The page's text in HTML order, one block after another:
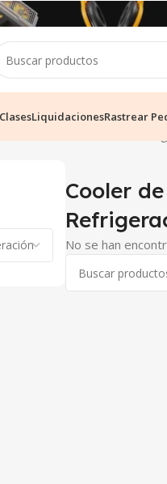
LiquidacionesRastrear
Cooler de
No se han